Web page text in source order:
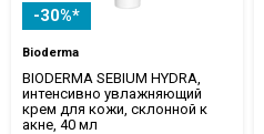
-30%*
Bioderma
BIODERMA SEBIUM HYDRA,
интенсивно увлажняющий
крем для кожи, склонной к
акне, 40 мл